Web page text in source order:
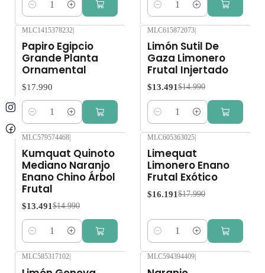
Cantidad Cantidad
MLC1415378232|
Papiro Egipcio
Grande Planta
Ornamental
$17.990
Cantidad
MLC615872073|
Limón Sutil De
Gaza Limonero
Frutal Injertado
$13.491 $14.990
Cantidad
MLC579574468
Kumquat Quinoto
Mediano Naranjo
Enano Chino Árbol
Frutal
$13.491$14.990
Cantidad
MLC605363025
Limequat
Limonero Enano
Frutal Exótico
$16.191$17.990
Cantidad
MLC585317102 MLC594394409